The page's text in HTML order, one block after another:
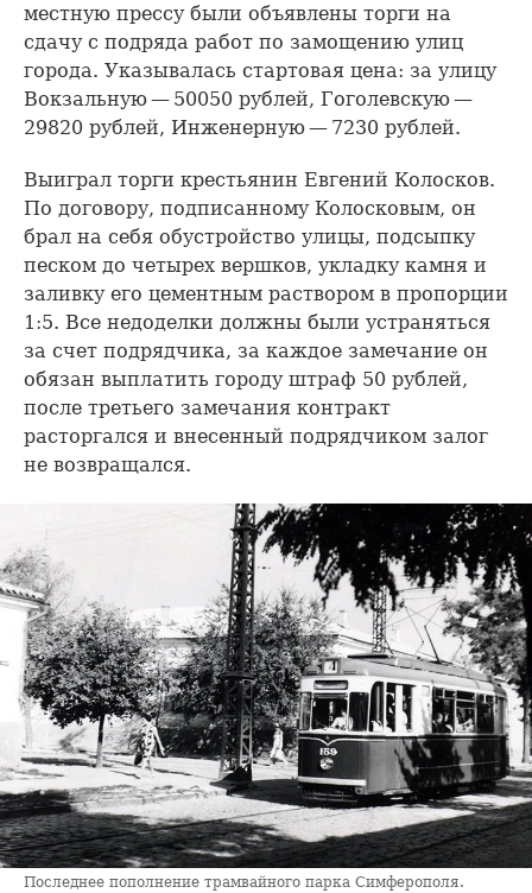
местную прессу были объявлены торги на
сдачу с подряда работ по замощению улиц
города. Указывалась стартовая цена: за улицу
Вокзальную — 50050 рублей, Гоголевскую —
29820 рублей, Инженерную — 7230 рублей.
Выиграл торги крестьянин Евгений Колосков.
По договору, подписанному Колосковым, он
брал на себя обустройство улицы, подсыпку
песком до четырех вершков, укладку камня и
заливку его цементным раствором в пропорции
1:5. Все недоделки должны были устраняться
за счет подрядчика, за каждое замечание он
обязан выплатить городу штраф 50 рублей,
после третьего замечания контракт
расторгался и внесенный подрядчиком залог
не возвращался.
Последнее пополнение трамвайного парка Симферополя.